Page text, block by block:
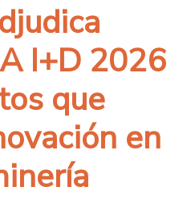
I+D 2026
que
en